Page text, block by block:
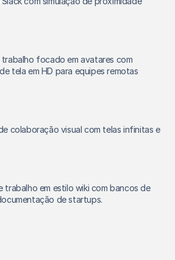
trabalho focado em avatares com
tela em HD para equipes remotas
colaboração visual com telas infinitas e
trabalho em estilo wiki com bancos de
de startups.